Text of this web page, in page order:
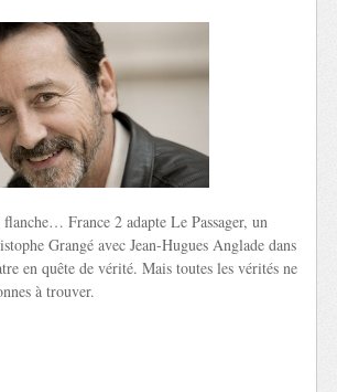
France 2 adapte Le Passager, un
Grangé avec Jean-Hugues Anglade dans
en quête de vérité. Mais toutes les vérités ne
à trouver.